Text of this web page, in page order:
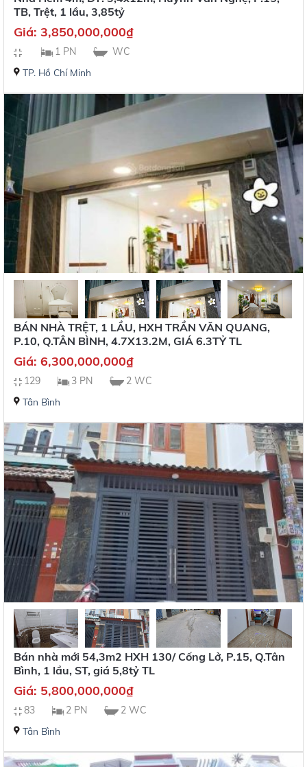
TB, Trệt, 1 lầu, 3,85tỷ
Giá: 3,850,000,000₫
1 PN WC
TP. Hồ Chí Minh
BÁN NHÀ TRỆT, 1 LẦU, HXH TRẦN VĂN QUANG,
P.10, Q.TÂN BÌNH, 4.7X13.2M, GIÁ 6.3TỶ TL
Giá: 6,300,000,000₫
129 3 PN 2 WC
Tân Bình
Bán nhà mới 54,3m2 HXH 130/ Cống Lở, P.15, Q.Tân
Bình, 1 lầu, ST, giá 5,8tỷ TL
Giá: 5,800,000,000₫
83 2 PN 2 WC
Tân Bình